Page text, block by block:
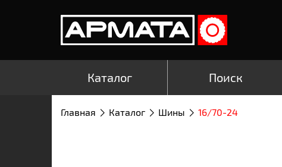
Каталог Поиск
Главная Каталог Шины 16/70-24